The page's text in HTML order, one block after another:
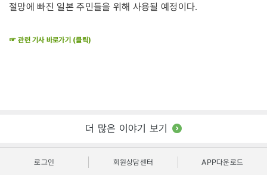
절망에 빠진 일본 주민들을 위해 사용될 예정이다.
☞ 관련 기사 바로가기 (클릭)
더 많은 이야기 보기
로그인 회원상담센터 APP다운로드